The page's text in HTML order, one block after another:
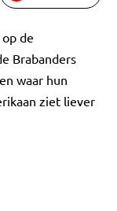
de
Brabanders
waar hun
ziet liever